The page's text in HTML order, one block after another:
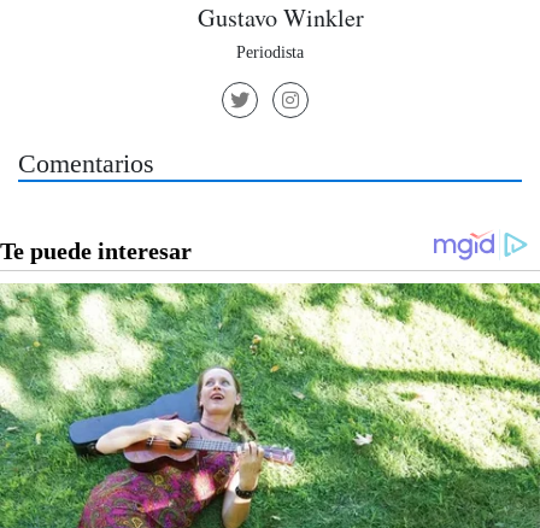
Gustavo Winkler
Periodista
Comentarios